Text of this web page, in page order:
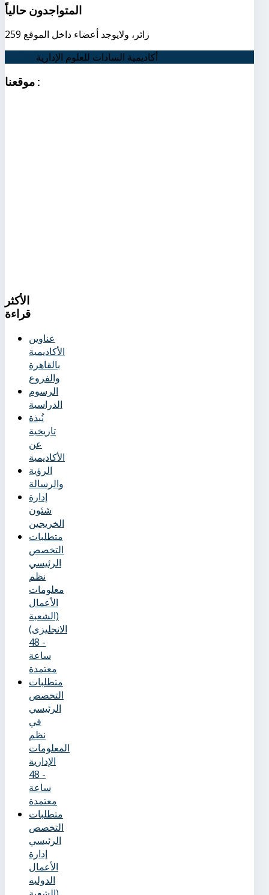
المتواجدون حالياً
259 زائر، ولايوجد أعضاء داخل الموقع
أكاديمية السادات للعلوم الإدارية
:
الأكثر
قراءة
عناوين
الأكاديمية
بالقاهرة
والفروع
الرسوم
الدراسية
نُبذة
تاريخية
عن
الأكاديمية
الرؤية
والرسالة
إدارة
شئون
الخريجين
متطلبات
التخصص
الرئيسي
نظم
معلومات
الأعمال
(الشعبة
الانجليزى)
- 48
ساعة
معتمدة
متطلبات
التخصص
الرئيسي
في
نظم
المعلومات
الإدارية
- 48
ساعة
معتمدة
متطلبات
التخصص
الرئيسي
إدارة
الأعمال
الدوليه